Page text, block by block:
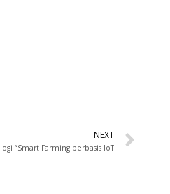
NEXT
“Smart Farming berbasis IoT